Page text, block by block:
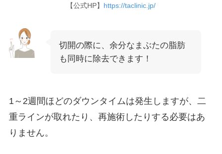
【公式HP】 https://taclinic.jp/
切開の際に、余分なまぶたの脂肪
も同時に除去できます！
1～2週間ほどのダウンタイムは発生しますが、二
重ラインが取れたり、再施術したりする必要はあ
りません。